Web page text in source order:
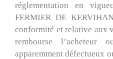
réglementation en
FERMIER DE
conformité et relative aux
rembourse l’acheteur
apparemment défectueux